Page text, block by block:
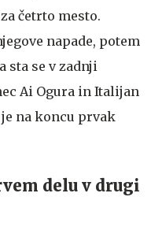
četrto mesto.
napade, potem
sta se v zadnji
Ai Ogura in Italijan
na koncu prvak
delu v drugi